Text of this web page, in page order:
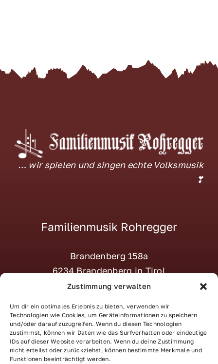
Zustimmung verwalten
Um dir ein optimales Erlebnis zu bieten, verwenden wir
Technologien wie Cookies, um Geräteinformationen zu speichern
und/oder darauf zuzugreifen. Wenn du diesen Technologien
zustimmst, können wir Daten wie das Surfverhalten oder eindeutige
IDs auf dieser Website verarbeiten. Wenn du deine Zustimmung
nicht erteilst oder zurückziehst, können bestimmte Merkmale und
Funktionen beeinträchtigt werden.
… wir spielen und singen echte Volksmusik
❣
Familienmusik Rohregger
Brandenberg 158a
6234 Brandenberg in Tirol
tanja@familienmusik-rohregger.at
Social: –> Instagram
Impressum|Datenschutz